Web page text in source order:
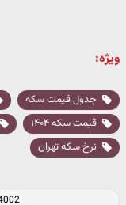
ویژه:
جدول قیمت سکه
قیمت سکه ۱۴۰۴
نرخ سکه تهران